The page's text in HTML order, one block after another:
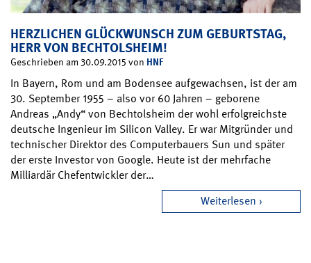
HERZLICHEN GLÜCKWUNSCH ZUM GEBURTSTAG,
HERR VON BECHTOLSHEIM!
Geschrieben am 30.09.2015 von HNF
In Bayern, Rom und am Bodensee aufgewachsen, ist der am
30. September 1955 – also vor 60 Jahren – geborene
Andreas „Andy“ von Bechtolsheim der wohl erfolgreichste
deutsche Ingenieur im Silicon Valley. Er war Mitgründer und
technischer Direktor des Computerbauers Sun und später
der erste Investor von Google. Heute ist der mehrfache
Milliardär Chefentwickler der…
Weiterlesen